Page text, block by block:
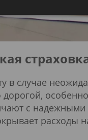
в случае
с
расходы